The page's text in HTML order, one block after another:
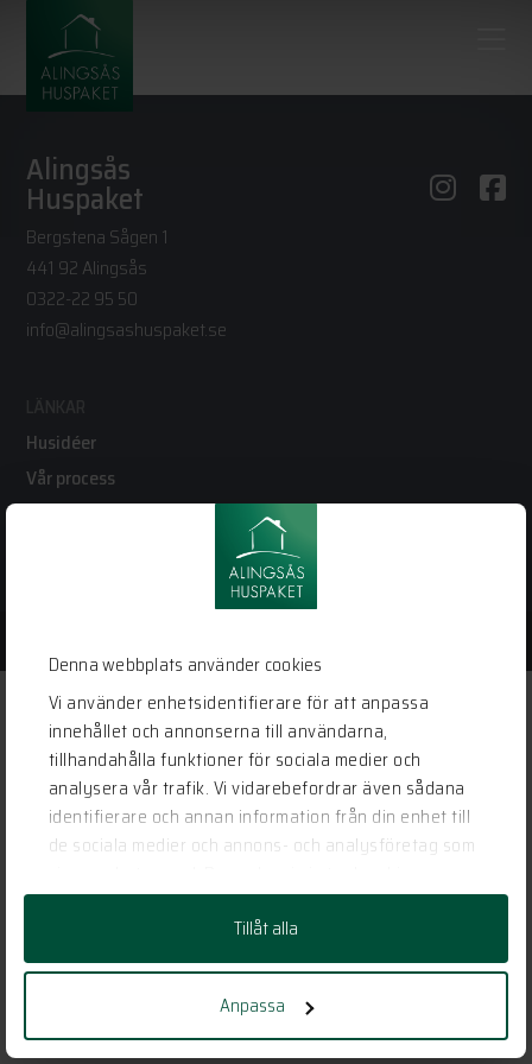
Denna webbplats använder cookies
Vi använder enhetsidentifierare för att anpassa
innehållet och annonserna till användarna,
tillhandahålla funktioner för sociala medier och
analysera vår trafik. Vi vidarebefordrar även sådana
identifierare och annan information från din enhet till
de sociala medier och annons- och analysföretag som
informationen med annan information som du har
tillhandahållit eller som de har samlat in när du har
använt deras tjänster.
Tillåt alla
Anpassa
Alingsås
Huspaket
Bergstena Sågen 1
441 92 Alingsås
0322-22 95 50
info@alingsashuspaket.se
Husidéer
Vår process
Vanliga frågor